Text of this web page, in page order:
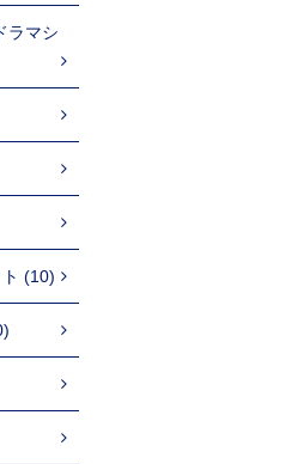
ラマシ
(10)